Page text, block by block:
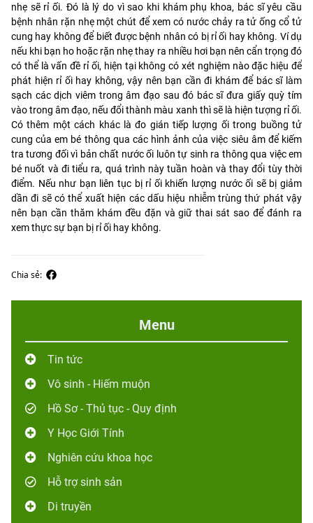
nhẹ sẽ rỉ ối. Đó là lý do vì sao khi khám phụ khoa, bác sĩ yêu cầu
bệnh nhân rặn nhẹ một chút để xem có nước chảy ra tử ống cổ tử
cung hay không để biết được bệnh nhân có bị rỉ ối hay không. Ví dụ
nếu khi bạn ho hoặc rặn nhẹ thay ra nhiều hơi bạn nên cẩn trọng đó
có thể là vấn đề rỉ ối, hiện tại không có xét nghiệm nào đặc hiệu để
phát hiện rỉ ối hay không, vậy nên bạn cần đi khám để bác sĩ làm
sạch các dịch viêm trong âm đạo sau đó bác sĩ đưa giấy quỳ tím
vào trong âm đạo, nếu đổi thành màu xanh thì sẽ là hiện tượng rỉ ối.
Có thêm một cách khác là đo gián tiếp lượng ối trong buồng tử
cung của em bé thông qua các hình ảnh của việc siêu âm để kiếm
tra tương đối vì bản chất nước ối luôn tự sinh ra thông qua việc em
bé nuốt và đi tiểu ra, quá trình này tuần hoàn và thay đổi tùy thời
điểm. Nếu như bạn liên tục bị rỉ ối khiến lượng nước ối sẽ bị giảm
dần đi sẽ có thể xuất hiện các dấu hiệu nhiễm trùng thứ phát vậy
nên bạn cần thăm khám đều đặn và giữ thai sát sao để đánh ra
xem thực sự bạn bị rỉ ối hay không.
Chia sẻ:
Menu
Tin tức
Vô sinh - Hiếm muộn
Hồ Sơ - Thủ tục - Quy định
Y Học Giới Tính
Nghiên cứu khoa học
Hỗ trợ sinh sản
Di truyền